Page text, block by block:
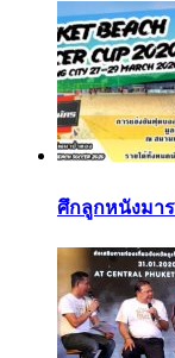
ศึกลูกหนังมา